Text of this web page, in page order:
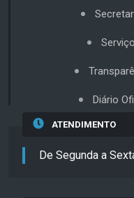
Diário
ATENDIMENTO
De Segunda a